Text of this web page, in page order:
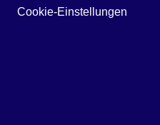
Cookie-Einstellungen